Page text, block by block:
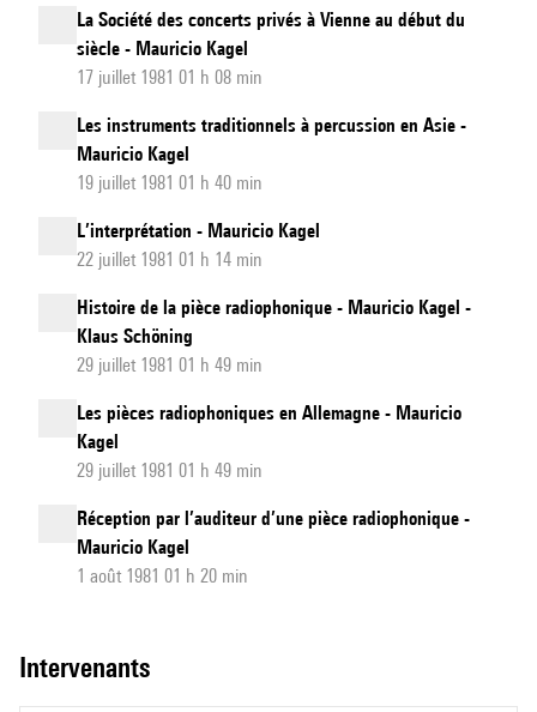
La Société des concerts privés à Vienne au début du
siècle - Mauricio Kagel
17 juillet 1981 01 h 08 min
Les instruments traditionnels à percussion en Asie -
Mauricio Kagel
19 juillet 1981 01 h 40 min
L’interprétation - Mauricio Kagel
22 juillet 1981 01 h 14 min
Histoire de la pièce radiophonique - Mauricio Kagel -
Klaus Schöning
29 juillet 1981 01 h 49 min
Les pièces radiophoniques en Allemagne - Mauricio
Kagel
29 juillet 1981 01 h 49 min
Réception par l’auditeur d’une pièce radiophonique -
Mauricio Kagel
1 août 1981 01 h 20 min
intervenants